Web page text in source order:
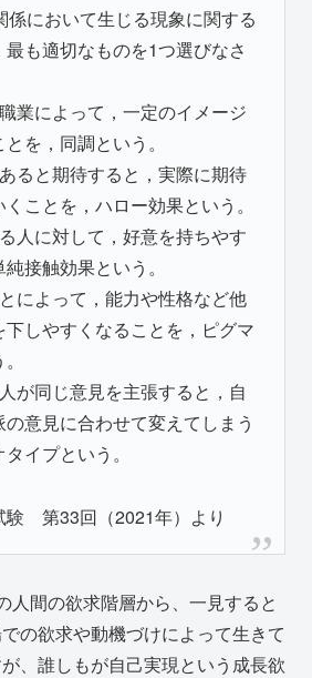
において生じる現象に関する
も適切なものを1つ選びなさ
業によって，一定のイメージ
を，同調という。
ると期待すると，実際に期待
ことを，ハロー効果という。
人に対して，好意を持ちやす
接触効果という。
によって，能力や性格など他
しやすくなることを，ピグマ
が同じ意見を主張すると，自
意見に合わせて変えてしまう
イプという。
験 第33回（2021年）より
人間の欲求階層から、一見すると
の欲求や動機づけによって生きて
、誰しもが自己実現という成長欲